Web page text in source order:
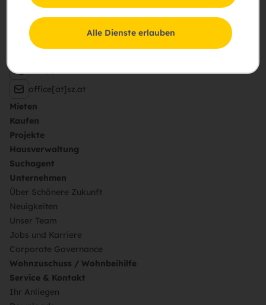
Schießstattring 37a, 3100 St. Pölten
pA Hietzinger Hauptstraße 119, 1130 Wien
office[at]sz.at
Mieten
Kaufen
Projekte
Hausverwaltung
Suchagent
Unternehmen
Über Schönere Zukunft
Neuigkeiten
Unser Team
Jobs und Karriere
Corporate Governance
Wohnzuschuss / Wohnbeihilfe
Service & Kontakt
Ihr Anliegen
Alle Dienste erlauben